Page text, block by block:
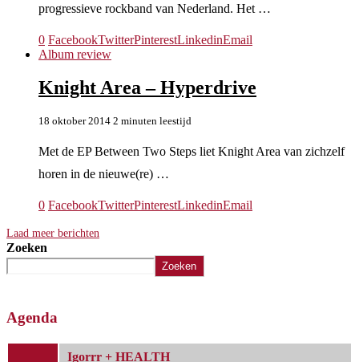
progressieve rockband van Nederland. Het …
0 FacebookTwitterPinterestLinkedinEmail
Album review
Knight Area – Hyperdrive
18 oktober 2014 2 minuten leestijd
Met de EP Between Two Steps liet Knight Area van zichzelf
horen in de nieuwe(re) …
0 FacebookTwitterPinterestLinkedinEmail
Laad meer berichten
Zoeken
Zoeken
Agenda
Igorrr + HEALTH